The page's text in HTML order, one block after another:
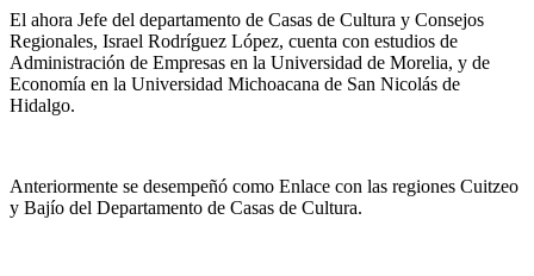
El ahora Jefe del departamento de Casas de Cultura y Consejos
Regionales, Israel Rodríguez López, cuenta con estudios de
Administración de Empresas en la Universidad de Morelia, y de
Economía en la Universidad Michoacana de San Nicolás de
Hidalgo.
Anteriormente se desempeñó como Enlace con las regiones Cuitzeo
y Bajío del Departamento de Casas de Cultura.